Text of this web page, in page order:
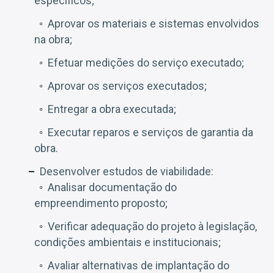
Aprovar os materiais e sistemas envolvidos
na obra;
Efetuar medições do serviço executado;
Aprovar os serviços executados;
Entregar a obra executada;
Executar reparos e serviços de garantia da
obra.
Desenvolver estudos de viabilidade:
Analisar documentação do
empreendimento proposto;
Verificar adequação do projeto à legislação,
condições ambientais e institucionais;
Avaliar alternativas de implantação do